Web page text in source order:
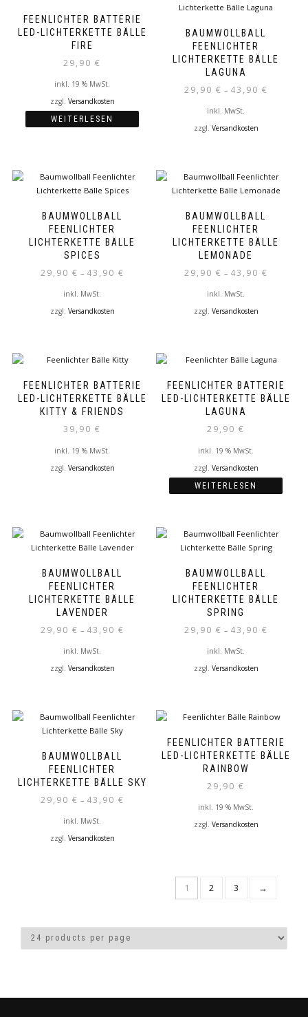
Varianten
auf.
Die
auf
der
Produktseite
gewählt
Varianten
auf.
Die
Optionen
können
Produktseite
gewählt
FEENLICHTER BATTERIE
LED-LICHTERKETTE BÄLLE
FIRE
29,90 €
inkl. 19 % MwSt.
zzgl. Versandkosten
WEITERLESEN
BAUMWOLLBALL
FEENLICHTER
LICHTERKETTE BÄLLE
LAGUNA
29,90 € – 43,90 €
inkl. MwSt.
zzgl. Versandkosten
auf.
Die
Optionen
können
Produktseite
gewählt
BAUMWOLLBALL
FEENLICHTER
LICHTERKETTE BÄLLE
SPICES
29,90 € – 43,90 €
inkl. MwSt.
zzgl. Versandkosten
Varianten
auf.
Die
auf
der
BAUMWOLLBALL
FEENLICHTER
LICHTERKETTE BÄLLE
LEMONADE
29,90 € – 43,90 €
inkl. MwSt.
zzgl. Versandkosten
Varianten
auf.
Die
auf
der
Produktseite
gewählt
FEENLICHTER BATTERIE
LED-LICHTERKETTE BÄLLE
KITTY & FRIENDS
39,90 €
inkl. 19 % MwSt.
zzgl. Versandkosten
FEENLICHTER BATTERIE
LED-LICHTERKETTE BÄLLE
LAGUNA
29,90 €
inkl. 19 % MwSt.
zzgl. Versandkosten
WEITERLESEN
BAUMWOLLBALL
FEENLICHTER
LICHTERKETTE BÄLLE
LAVENDER
29,90 € – 43,90 €
inkl. MwSt.
zzgl. Versandkosten
auf.
Die
Optionen
der
Produktseite
BAUMWOLLBALL
FEENLICHTER
LICHTERKETTE BÄLLE
SPRING
29,90 € – 43,90 €
inkl. MwSt.
zzgl. Versandkosten
Varianten
auf.
Die
auf
der
BAUMWOLLBALL
FEENLICHTER
LICHTERKETTE BÄLLE SKY
29,90 € – 43,90 €
inkl. MwSt.
zzgl. Versandkosten
Die
Optionen
FEENLICHTER BATTERIE
LED-LICHTERKETTE BÄLLE
RAINBOW
29,90 €
inkl. 19 % MwSt.
zzgl. Versandkosten
1 2 3 →